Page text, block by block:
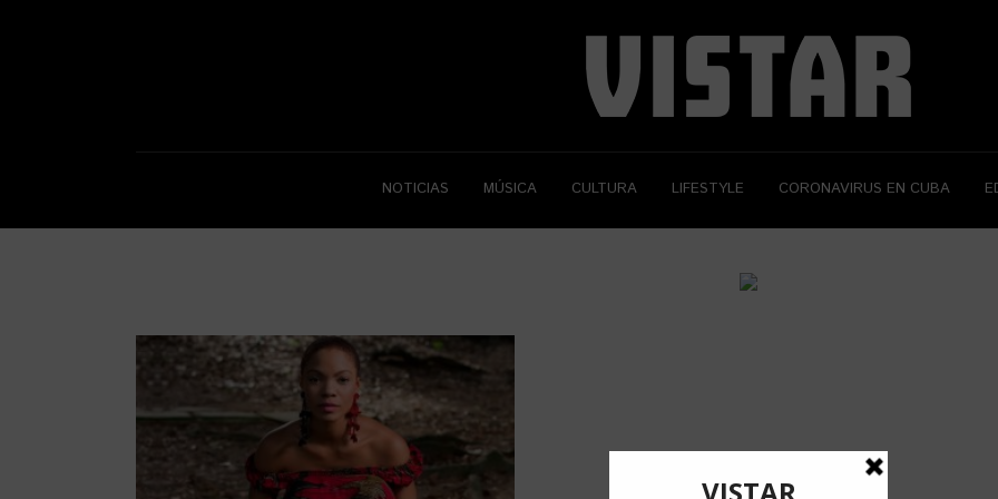
NOTICIAS MÚSICA CULTURA LIFESTYLE CORONAVIRUS EN CUBA